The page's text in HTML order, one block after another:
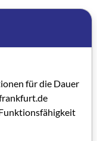
63)
für die Dauer